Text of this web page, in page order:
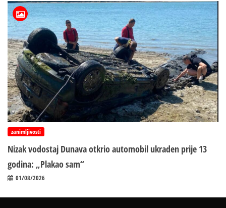
zanimljivosti
Nizak vodostaj Dunava otkrio automobil ukraden prije 13
godina: „Plakao sam“
01/08/2026